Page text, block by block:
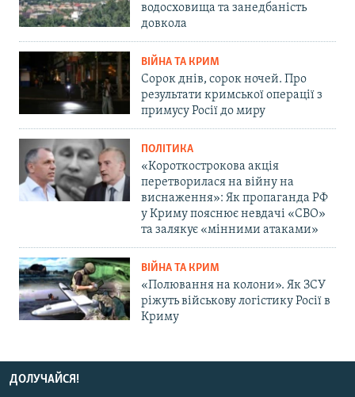
водосховища та занедбаність
довкола
ВІЙНА ТА КРИМ
Сорок днів, сорок ночей. Про
результати кримської операції з
примусу Росії до миру
ПОЛІТИКА
«Короткострокова акція
перетворилася на війну на
виснаження»: Як пропаганда РФ
у Криму пояснює невдачі «СВО»
та залякує «мінними атаками»
ВІЙНА ТА КРИМ
«Полювання на колони». Як ЗСУ
ріжуть військову логістику Росії в
Криму
ДОЛУЧАЙСЯ!